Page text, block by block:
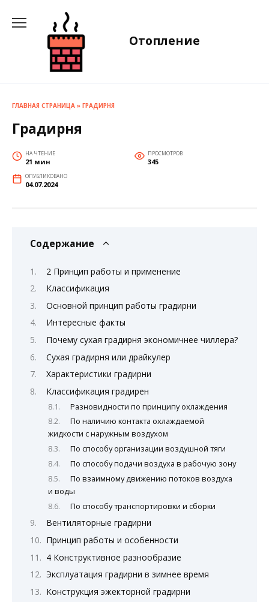
содержанию
Отопление
ГЛАВНАЯ СТРАНИЦА » ГРАДИРНЯ
Градирня
НА ЧТЕНИЕ
21 мин
ПРОСМОТРОВ
345
ОПУБЛИКОВАНО
04.07.2024
Содержание
2 Принцип работы и применение
Классификация
Основной принцип работы градирни
Интересные факты
Почему сухая градирня экономичнее чиллера?
Сухая градирня или драйкулер
Характеристики градирни
Классификация градирен
Разновидности по принципу охлаждения
По наличию контакта охлаждаемой
жидкости с наружным воздухом
По способу организации воздушной тяги
По способу подачи воздуха в рабочую зону
По взаимному движению потоков воздуха
и воды
По способу транспортировки и сборки
Вентиляторные градирни
Принцип работы и особенности
4 Конструктивное разнообразие
Эксплуатация градирни в зимнее время
Конструкция эжекторной градирни